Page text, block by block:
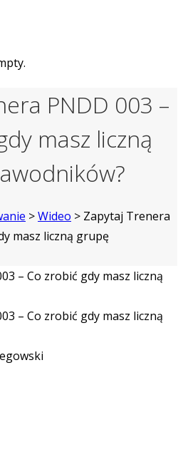
PNDD 003 –
masz liczną
>Wideo > Zapytaj Trenera
masz liczną grupę
– Co zrobić gdy masz liczną
– Co zrobić gdy masz liczną